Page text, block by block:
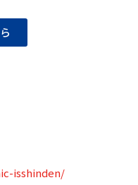
isshinden/